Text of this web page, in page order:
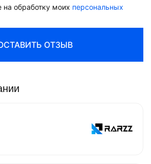
на обработку моих персональных
ОТЗЫВ